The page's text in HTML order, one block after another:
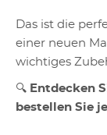
Das ist die
einer neuen
wichtiges
🔍 Entdecken
bestellen Sie